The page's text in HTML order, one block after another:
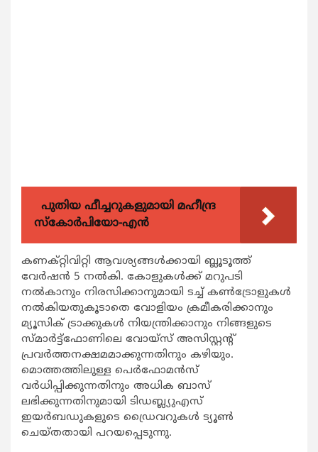
പുതിയ ഫീച്ചറുകളുമായി മഹീന്ദ്ര
സ്കോർപിയോ-എൻ
കണക്റ്റിവിറ്റി ആവശ്യങ്ങള്‍ക്കായി ബ്ലൂടൂത്ത്
വേര്‍ഷന്‍ 5 നല്‍കി. കോളുകള്‍ക്ക് മറുപടി
നല്‍കാനും നിരസിക്കാനുമായി ടച്ച് കണ്‍ട്രോളുകള്‍
നല്‍കിയതുകൂടാതെ വോളിയം ക്രമീകരിക്കാനും
മ്യൂസിക് ട്രാക്കുകള്‍ നിയന്ത്രിക്കാനും നിങ്ങളുടെ
സ്മാര്‍ട്ട്ഫോണിലെ വോയ്സ് അസിസ്റ്റന്റ്
പ്രവര്‍ത്തനക്ഷമമാക്കുന്നതിനും കഴിയും.
മൊത്തത്തിലുള്ള പെര്‍ഫോമന്‍സ്
വര്‍ധിപ്പിക്കുന്നതിനും അധിക ബാസ്
ലഭിക്കുന്നതിനുമായി ടിഡബ്ല്യുഎസ്
ഇയര്‍ബഡുകളുടെ ഡ്രൈവറുകള്‍ ട്യൂണ്‍
ചെയ്തതായി പറയപ്പെടുന്നു.